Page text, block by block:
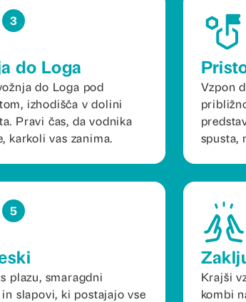
3
do Loga
do Loga pod
izhodišča v dolini
Pravi čas, da vodnika
karkoli vas zanima.
Vzpon
spusta,
5
plazu, smaragdni
slapovi, ki postajajo vse
Krajši
kombi